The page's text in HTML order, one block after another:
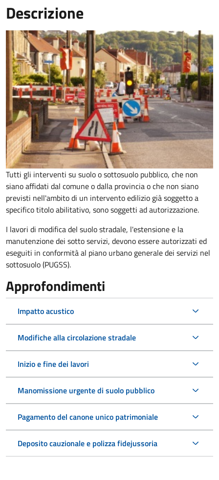
Descrizione
Tutti gli interventi su suolo o sottosuolo pubblico, che non
siano affidati dal comune o dalla provincia o che non siano
previsti nell'ambito di un intervento edilizio già soggetto a
specifico titolo abilitativo, sono soggetti adautorizzazione.
I lavori di modifica del suolo stradale, l'estensione e la
manutenzione dei sotto servizi, devono essere autorizzati ed
eseguiti in conformità al piano urbano generale dei servizi nel
sottosuolo (PUGSS).
Approfondimenti
Impatto acustico
Modifiche alla circolazione stradale
Inizio e fine dei lavori
Manomissione urgente di suolo pubblico
Pagamento del canone unico patrimoniale
Deposito cauzionale e polizza fidejussoria